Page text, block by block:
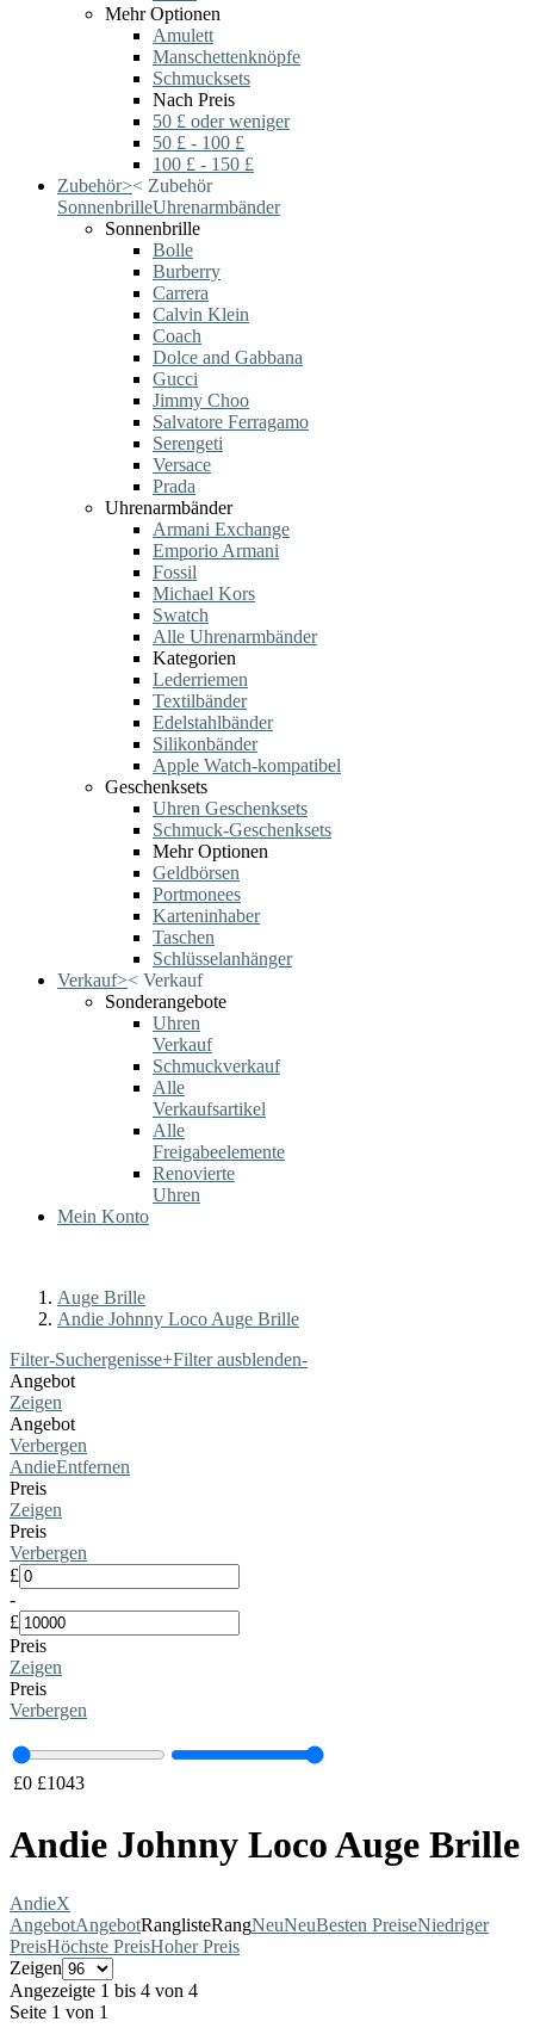
Mehr Optionen
Amulett
Manschettenknöpfe
Schmucksets
Nach Preis
50 £ oder weniger
50 £ - 100 £
100 £ - 150 £
Zubehör>< Zubehör
SonnenbrilleUhrenarmbänder
Sonnenbrille
Bolle
Burberry
Carrera
Calvin Klein
Coach
Dolce and Gabbana
Gucci
Jimmy Choo
Salvatore Ferragamo
Serengeti
Versace
Prada
Uhrenarmbänder
Armani Exchange
Emporio Armani
Fossil
Michael Kors
Swatch
Alle Uhrenarmbänder
Kategorien
Lederriemen
Textilbänder
Edelstahlbänder
Silikonbänder
Apple Watch-kompatibel
Geschenksets
Uhren Geschenksets
Schmuck-Geschenksets
Mehr Optionen
Geldbörsen
Portmonees
Karteninhaber
Taschen
Schlüsselanhänger
Verkauf>< Verkauf
Sonderangebote
Uhren
Verkauf
Schmuckverkauf
Alle
Verkaufsartikel
Alle
Freigabeelemente
Renovierte
Uhren
Mein Konto
Auge Brille
Andie Johnny Loco Auge Brille
Filter-Suchergenisse+Filter ausblenden-
Angebot
Zeigen
Angebot
Verbergen
AndieEntfernen
Preis
Zeigen
Preis
Verbergen
£
-
£
Preis
Zeigen
Preis
Verbergen
£0 £1043
Andie Johnny Loco Auge Brille
AndieX
AngebotAngebotRanglisteRangNeuNeuBesten PreiseNiedriger
PreisHöchste PreisHoher Preis
Zeigen
Angezeigte 1 bis 4 von 4
Seite 1 von 1